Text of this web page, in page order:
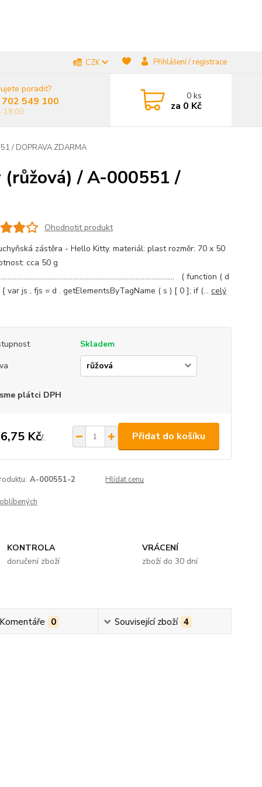
CZK Přihlášení / registrace
poradit?
549 100
18:00
0ks
za 0 Kč
/ DOPRAVA ZDARMA
/ A-000551 /
Ohodnotit produkt
zástěra - Hello Kitty. materiál: plast rozměr: 70 x 50
cca 50 g
( function ( d
{ var js , fjs = d . getElementsByTagName ( s ) [ 0 ]; if (... celý
Skladem
plátci DPH
Kč/. Přidat do košíku
A-000551-2 Hlídat cenu
KONTROLA
doručení zboží
VRÁCENÍ
zboží do 30 dní
0 Související zboží 4